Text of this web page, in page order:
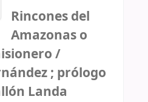
Rincones del
Amazonas o
/
; prólogo
Landa